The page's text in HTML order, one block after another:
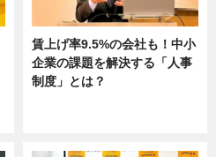
賃上げ率9.5%の会社も！中小
企業の課題を解決する「人事
制度」とは？